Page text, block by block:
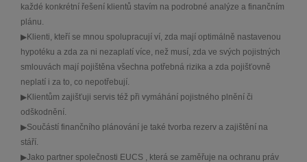
každé konkrétní řešení klientů stavím na podrobné analýze a finančním
plánu.
▶Klienti, kteří se mnou spolupracují ví, zda mají optimálně nastavenou
hypotéku a zda za ni nezaplatí více, než musí, zda ve svých pojistných
smlouvách mají pojištěna všechna potřebná rizika a zda pojišťovně
neplatí i za to, co nepotřebují.
▶Klientům zajišťuji servis též při vymáhání pojistného plnění či
odškodnění.
▶Součástí finančního plánování je také tvorba rezerv a zajištění na
stáří.
▶Jako partner společnosti EUCS , která se zaměřuje na ochranu práv